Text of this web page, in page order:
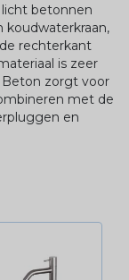
betonnen
rechterkant
is zeer
zorgt voor
met de
en